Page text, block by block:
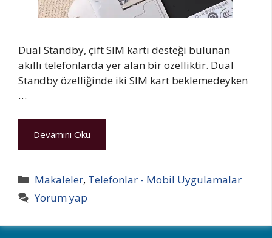
Dual Standby, çift SIM kartı desteği bulunan
akıllı telefonlarda yer alan bir özelliktir. Dual
Standby özelliğinde iki SIM kart beklemedeyken
…
Devamını Oku
Kategoriler
Makaleler, Telefonlar - Mobil Uygulamalar
Yorum yap